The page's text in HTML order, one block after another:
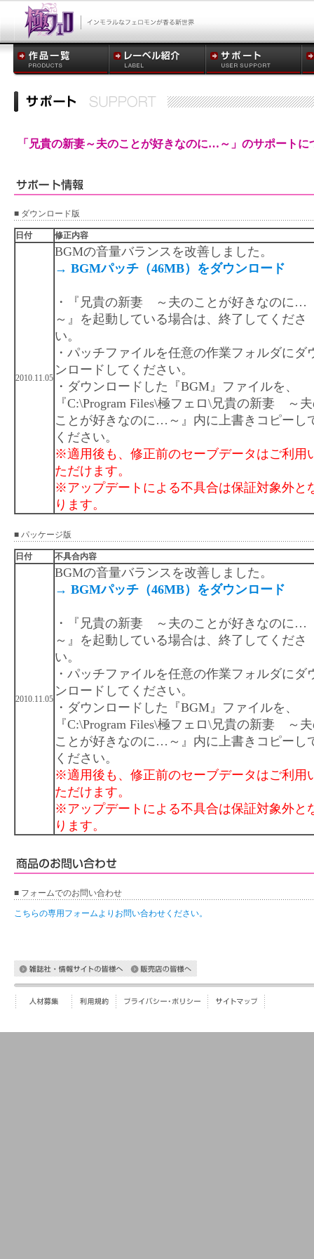
「兄貴の新妻～夫のことが好きなのに…～」のサポートに
■ ダウンロード版
日付 修正内容
2010.11.05
BGMの音量バランスを改善しました。
→ BGMパッチ（46MB）をダウンロード
・『兄貴の新妻 ～夫のことが好きなのに…
～』を起動している場合は、終了してくださ
い。
・パッチファイルを任意の作業フォルダにダ
ンロードしてください。
・ダウンロードした『BGM』ファイルを、
『C:\Program Files\極フェロ\兄貴の新妻 ～
ことが好きなのに…～』内に上書きコピーし
ください。
※適用後も、修正前のセーブデータはご利用
ただけます。
※アップデートによる不具合は保証対象外と
ります。
■ パッケージ版
日付 不具合内容
2010.11.05
BGMの音量バランスを改善しました。
→ BGMパッチ（46MB）をダウンロード
・『兄貴の新妻 ～夫のことが好きなのに…
～』を起動している場合は、終了してくださ
い。
・パッチファイルを任意の作業フォルダにダ
ンロードしてください。
・ダウンロードした『BGM』ファイルを、
『C:\Program Files\極フェロ\兄貴の新妻 ～
ことが好きなのに…～』内に上書きコピーし
ください。
※適用後も、修正前のセーブデータはご利用
ただけます。
※アップデートによる不具合は保証対象外と
ります。
■ フォームでのお問い合わせ
こちらの専用フォームよりお問い合わせください。